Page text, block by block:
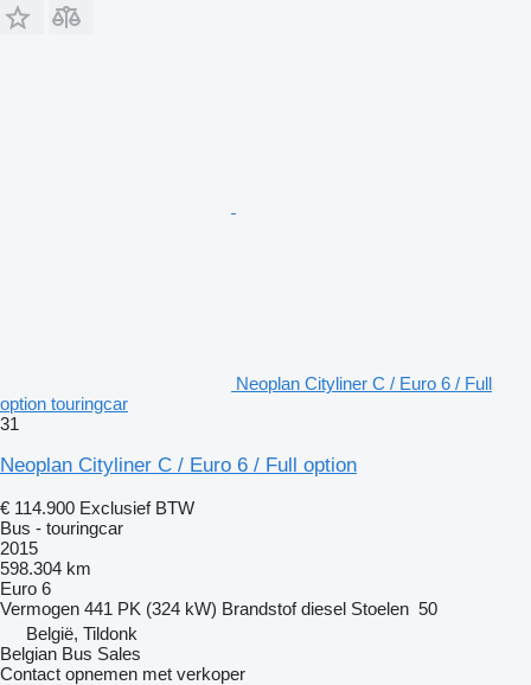
Neoplan Cityliner C / Euro 6 / Full
option touringcar
31
Neoplan Cityliner C / Euro 6 / Full option
€ 114.900 Exclusief BTW
Bus - touringcar
2015
598.304 km
Euro 6
Vermogen 441 PK (324 kW) Brandstof diesel Stoelen 50
België, Tildonk
Belgian Bus Sales
Contact opnemen met verkoper